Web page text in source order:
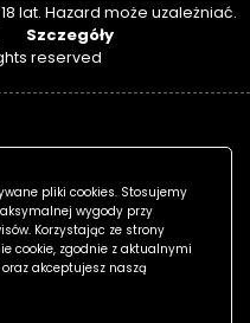
lat. Hazard może uzależniać.
Szczegóły
reserved
pliki cookies. Stosujemy
wygody przy
Korzystając ze strony
cookie, zgodnie z aktualnymi
akceptujesz naszą